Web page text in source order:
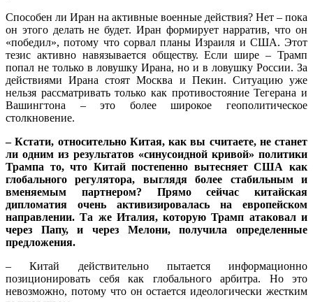
Способен ли Иран на активные военные действия? Нет – пока
он этого делать не будет. Иран формирует нарратив, что он
«победил», потому что сорвал планы Израиля и США. Этот
тезис активно навязывается обществу. Если шире – Трамп
попал не только в ловушку Ирана, но и в ловушку России. За
действиями Ирана стоят Москва и Пекин. Ситуацию уже
нельзя рассматривать только как противостояние Тегерана и
Вашингтона – это более широкое геополитическое
столкновение.
– Кстати, относительно Китая, как вы считаете, не станет
ли одним из результатов «синусоидной кривой» политики
Трампа то, что Китай постепенно вытесняет США как
глобального регулятора, выглядя более стабильным и
вменяемым партнером? Прямо сейчас китайская
дипломатия очень активизировалась на европейском
направлении. Та же Италия, которую Трамп атаковал и
через Папу, и через Мелони, получила определенные
предложения.
– Китай действительно пытается информационно
позиционировать себя как глобального арбитра. Но это
невозможно, потому что он остается идеологически жестким